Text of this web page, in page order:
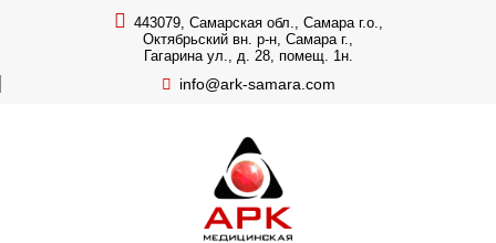
443079, Самарская обл., Самара г.о.,
Октябрьский вн. р-н, Самара г.,
Гагарина ул., д. 28, помещ. 1н.
info@ark-samara.com